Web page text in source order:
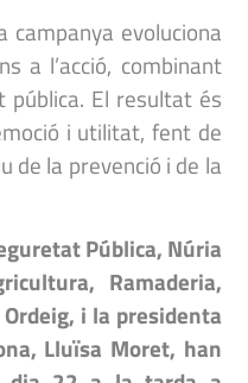
evoluciona
a l’acció, combinant
El resultat és
i utilitat, fent de
de la prevenció i de la
Pública, Núria
Ramaderia,
i la presidenta
Lluïsa Moret, han